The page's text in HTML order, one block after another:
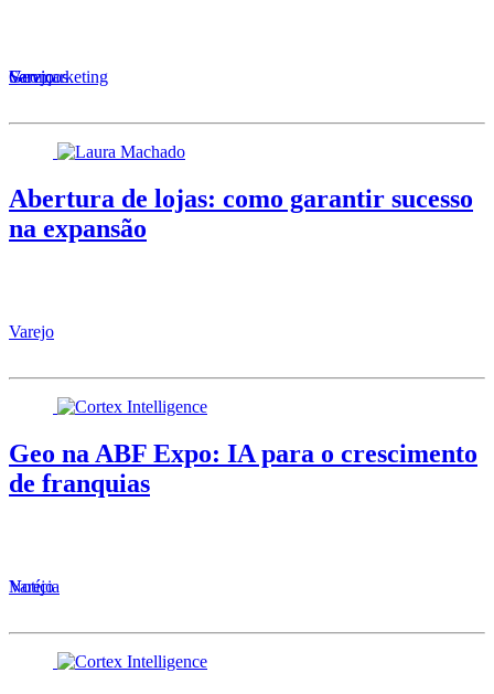
Serviços
Varejo
Geomarketing
Abertura de lojas: como garantir sucesso
na expansão
Varejo
Geo na ABF Expo: IA para o crescimento
de franquias
Varejo
Notícia